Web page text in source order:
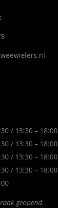
/ 13:30 – 18:00
/ 13:30 – 18:00
/ 13:30 – 18:00
/ 13:30 – 18:00
geopend.